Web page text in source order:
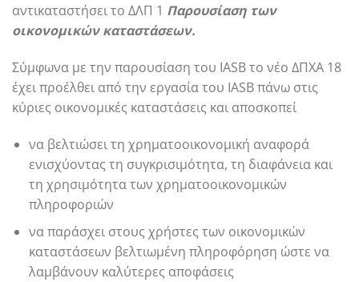
αντικαταστήσει το ΔΛΠ 1 Παρουσίαση των
οικονομικών καταστάσεων.
Σύμφωνα με την παρουσίαση του IASB το νέο ΔΠΧΑ 18
έχει προέλθει από την εργασία του IASB πάνω στις
κύριες οικονομικές καταστάσεις και αποσκοπεί
να βελτιώσει τη χρηματοοικονομική αναφορά
ενισχύοντας τη συγκρισιμότητα, τη διαφάνεια και
τη χρησιμότητα των χρηματοοικονομικών
πληροφοριών
να παράσχει στους χρήστες των οικονομικών
καταστάσεων βελτιωμένη πληροφόρηση ώστε να
λαμβάνουν καλύτερες αποφάσεις